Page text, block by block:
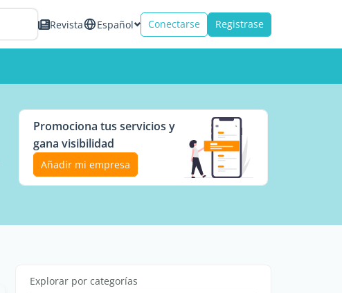
Revista Español Conectarse Registrase
Promociona tus servicios y
gana visibilidad
Añadir mi empresa
Explorar por categorías